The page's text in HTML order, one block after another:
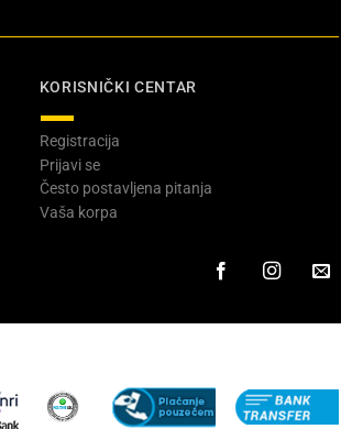
KORISNIČKI CENTAR
Registracija
Prijavi se
Često postavljena pitanja
Vaša korpa